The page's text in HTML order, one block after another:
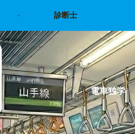
電車独学
診断士